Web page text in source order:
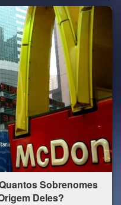
Sobrenomes
Deles?